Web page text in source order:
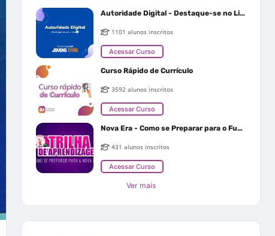
Autoridade Digital - Destaque-se no Linkedin
1101 alunos inscritos
Acessar Curso
Curso Rápido de Currículo
3592 alunos inscritos
Acessar Curso
Nova Era - Como se Preparar para o Futuro
431 alunos inscritos
Acessar Curso
Ver mais